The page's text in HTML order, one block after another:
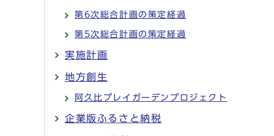
第6次総合計画の策定経過
第5次総合計画の策定経過
実施計画
地方創生
阿久比プレイガーデンプロジェクト
企業版ふるさと納税